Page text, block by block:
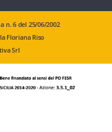
n. 6 del 25/06/2002
Floriana Riso
Srl